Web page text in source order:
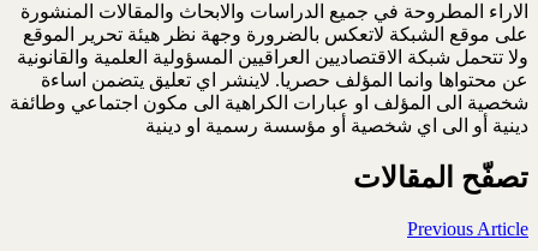
الاراء المطروحة في جميع الدراسات والابحاث والمقالات المنشورة
على موقع الشبكة لاتعكس بالضرورة وجهة نظر هيئة تحرير الموقع
ولا تتحمل شبكة الاقتصاديين العراقيين المسؤولية العلمية والقانونية
عن محتواها وانما المؤلف حصريا. لاينشر اي تعليق يتضمن اساءة
شخصية الى المؤلف او عبارات الكراهية الى مكون اجتماعي وطائفة
دينية أو الى اي شخصية أو مؤسسة رسمية او دينية
تصفّح المقالات
Previous Article